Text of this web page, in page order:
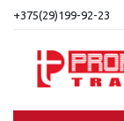
+375(29)199-92-23